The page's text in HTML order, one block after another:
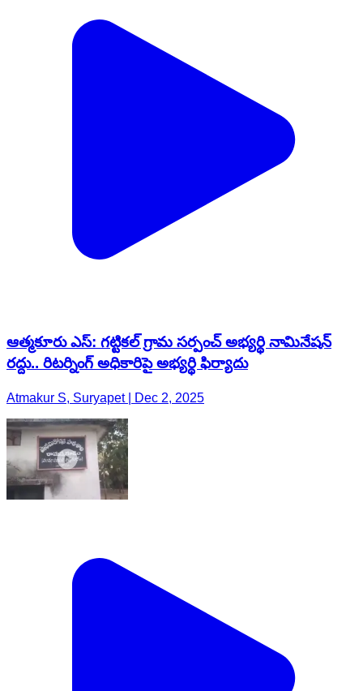
ఆత్మకూరు ఎస్: గట్టికల్ గ్రామ సర్పంచ్ అభ్యర్థి నామినేషన్
రద్దు.. రిటర్నింగ్ అధికారిపై అభ్యర్థి ఫిర్యాదు
Atmakur S, Suryapet | Dec 2, 2025